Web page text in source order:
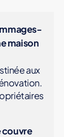
maison
aux
couvre